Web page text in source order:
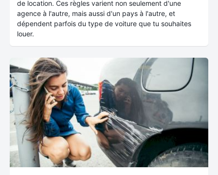
de location. Ces règles varient non seulement d'une
agence à l'autre, mais aussi d'un pays à l'autre, et
dépendent parfois du type de voiture que tu souhaites
louer.